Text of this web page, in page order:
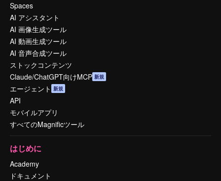
Spaces
AI アシスタント
AI 画像生成ツール
AI 動画生成ツール
AI 音声合成ツール
ストックコンテンツ
Claude/ChatGPT向けMCP 新規
エージェント 新規
API
モバイルアプリ
すべてのMagnificツール
はじめに
Academy
ドキュメント